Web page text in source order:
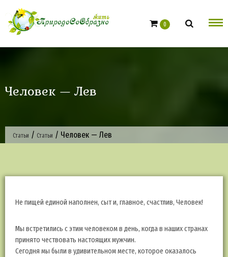
content
0
Человек — Лев
Статьи / Статьи / Человек — Лев
Не пищей единой наполнен, сыт и, главное, счастлив, Человек!
Мы встретились с этим человеком в день, когда в наших странах
принято чествовать настоящих мужчин.
Сегодня мы были в удивительном месте, которое оказалось